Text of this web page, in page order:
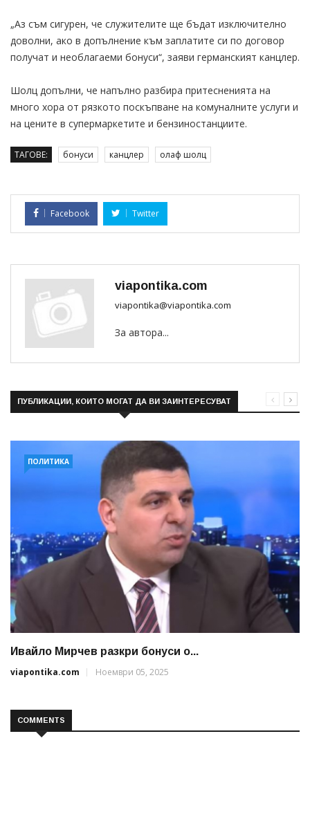
„Аз съм сигурен, че служителите ще бъдат изключително
доволни, ако в допълнение към заплатите си по договор
получат и необлагаеми бонуси“, заяви германският канцлер.
Шолц допълни, че напълно разбира притесненията на
много хора от рязкото поскъпване на комуналните услуги и
на цените в супермаркетите и бензиностанциите.
ТАГОВЕ: бонуси канцлер олаф шолц
Facebook Twitter
viapontika.com
viapontika@viapontika.com
За автора...
ПУБЛИКАЦИИ, КОИТО МОГАТ ДА ВИ ЗАИНТЕРЕСУВАТ
ПОЛИТИКА
Ивайло Мирчев разкри бонуси о...
viapontika.com
Ноември 05, 2025
COMMENTS